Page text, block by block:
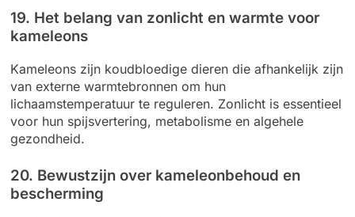
19. Het belang van zonlicht en warmte voor
kameleons
Kameleons zijn koudbloedige dieren die afhankelijk zijn
van externe warmtebronnen om hun
lichaamstemperatuur te reguleren. Zonlicht is essentieel
voor hun spijsvertering, metabolisme en algehele
gezondheid.
20. Bewustzijn over kameleonbehoud en
bescherming